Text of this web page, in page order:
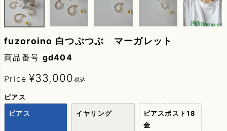
fuzoroino 白つぶつぶ マーガレット
商品番号 gd404
Price ¥33,000 税込
ピアス
ピアス
イヤリング
ピアスポスト18
金